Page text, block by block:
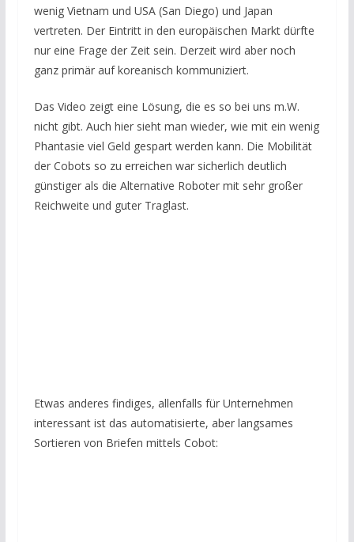
wenig Vietnam und USA (San Diego) und Japan
vertreten. Der Eintritt in den europäischen Markt dürfte
nur eine Frage der Zeit sein. Derzeit wird aber noch
ganz primär auf koreanisch kommuniziert.
Das Video zeigt eine Lösung, die es so bei uns m.W.
nicht gibt. Auch hier sieht man wieder, wie mit ein wenig
Phantasie viel Geld gespart werden kann. Die Mobilität
der Cobots so zu erreichen war sicherlich deutlich
günstiger als die Alternative Roboter mit sehr großer
Reichweite und guter Traglast.
Etwas anderes findiges, allenfalls für Unternehmen
interessant ist das automatisierte, aber langsames
Sortieren von Briefen mittels Cobot: